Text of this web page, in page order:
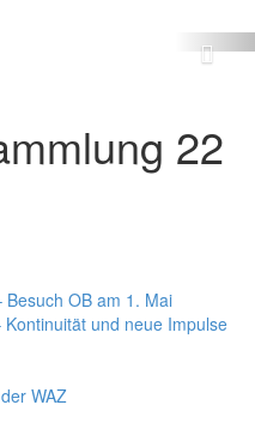
22
Besuch OB am 1. Mai
und neue Impulse
WAZ